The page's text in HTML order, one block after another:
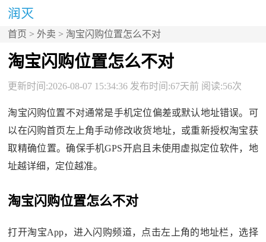
首页 >外卖 > 淘宝闪购位置怎么不对
淘宝闪购位置怎么不对
更新时间:2026-08-07 15:34:36 发布时间:67天前 阅读:56次
淘宝闪购位置不对通常是手机定位偏差或默认地址错误。可
以在闪购首页左上角手动修改收货地址，或重新授权淘宝获
取精确位置。确保手机GPS开启且未使用虚拟定位软件，地
址越详细，定位越准。
淘宝闪购位置怎么不对
打开淘宝App，进入闪购频道，点击左上角的地址栏，选择